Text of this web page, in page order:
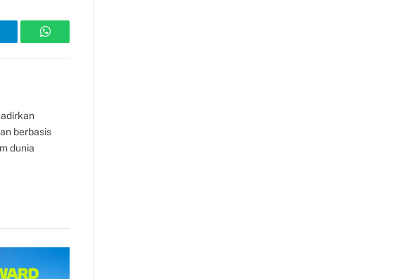
WhatsApp
berbasis
dunia